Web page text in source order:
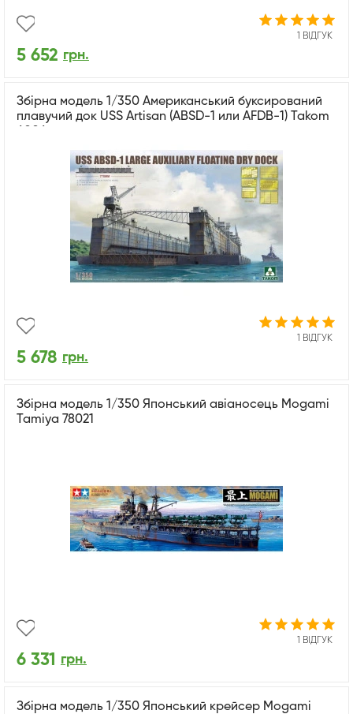
1 ВІДГУК
5 652 грн.
Збірна модель 1/350 Американський буксирований
плавучий док USS Artisan (ABSD-1 или AFDB-1) Takom
1 ВІДГУК
5 678 грн.
Збірна модель 1/350 Японський авіаносець Mogami
Tamiya 78021
1 ВІДГУК
6 331 грн.
Збірна модель 1/350 Японський крейсер Mogamі